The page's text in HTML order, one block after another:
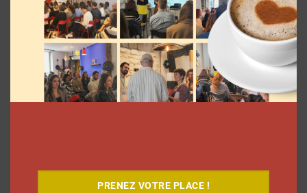
PRENEZ VOTRE PLACE !